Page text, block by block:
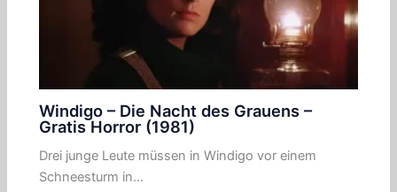
Windigo – Die Nacht des Grauens –
Gratis Horror (1981)
Drei junge Leute müssen in Windigo vor einem
Schneesturm in…